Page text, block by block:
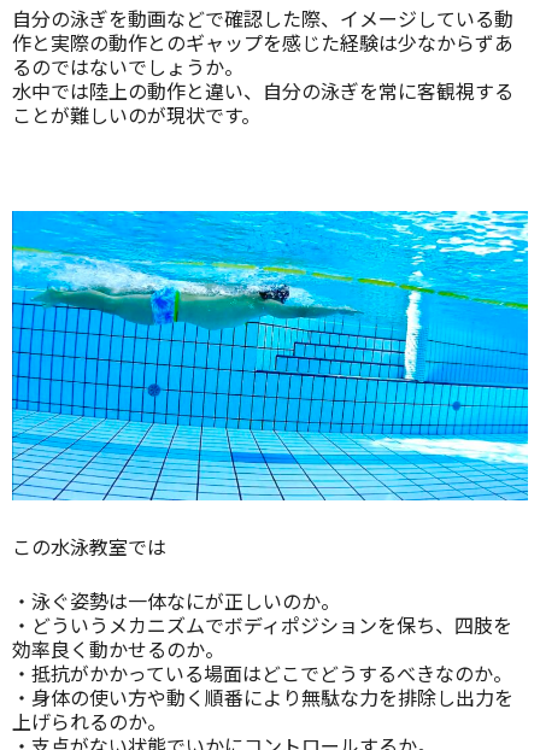
自分の泳ぎを動画などで確認した際、イメージしている動
作と実際の動作とのギャップを感じた経験は少なからずあ
るのではないでしょうか。
水中では陸上の動作と違い、自分の泳ぎを常に客観視する
ことが難しいのが現状です。
この水泳教室では
・泳ぐ姿勢は一体なにが正しいのか。
・どういうメカニズムでボディポジションを保ち、四肢を
効率良く動かせるのか。
・抵抗がかかっている場面はどこでどうするべきなのか。
・身体の使い方や動く順番により無駄な力を排除し出力を
上げられるのか。